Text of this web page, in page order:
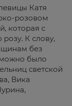
Катя
розовом
которая с
К слову,
без
было
светской
Вика